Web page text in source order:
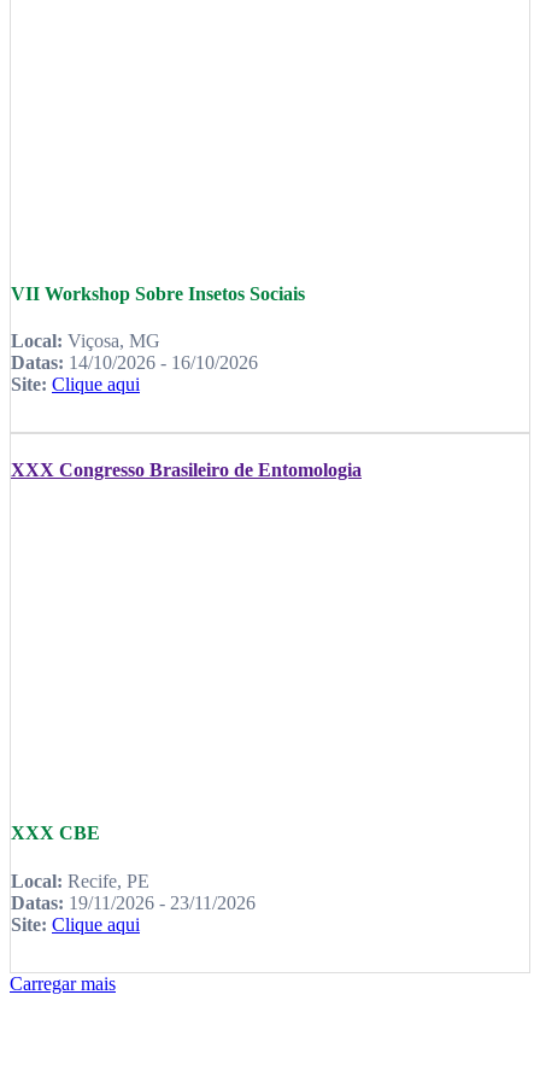
VII Workshop Sobre Insetos Sociais
Local: Viçosa, MG
Datas: 14/10/2026 - 16/10/2026
Site: Clique aqui
XXX Congresso Brasileiro de Entomologia
XXX CBE
Local: Recife, PE
Datas: 19/11/2026 - 23/11/2026
Site: Clique aqui
Carregar mais